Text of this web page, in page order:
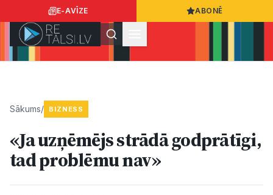
E-AVĪZE ABONĒ
Ziņas
Sākums/ BIZNESS
«Ja uzņēmējs strādā godprātīgi,
tad problēmu nav»